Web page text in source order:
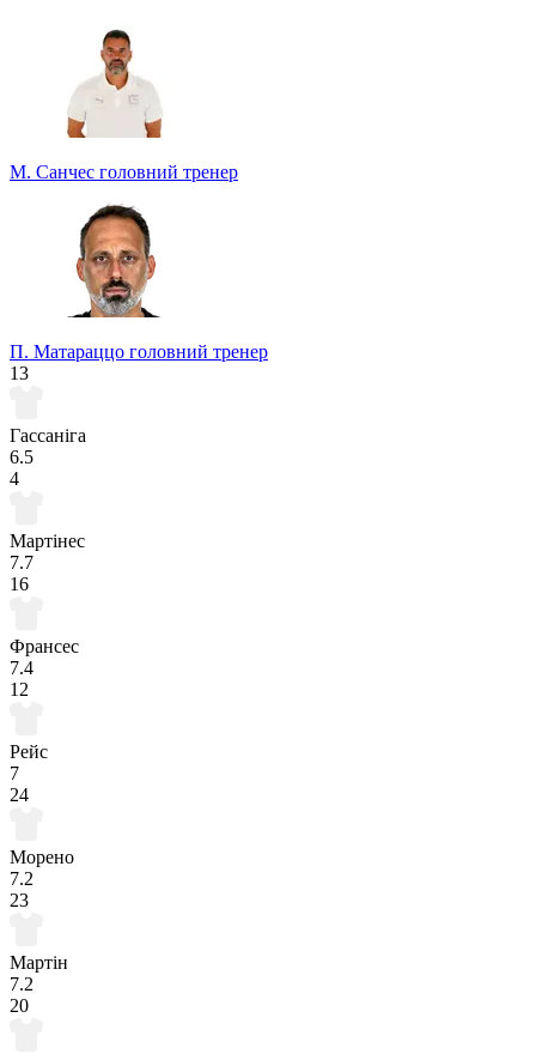
М. Санчес головний тренер
П. Матараццо головний тренер
13
Гассаніга
6.5
4
Мартінес
7.7
16
Франсес
7.4
12
Рейс
7
24
Морено
7.2
23
Мартін
7.2
20